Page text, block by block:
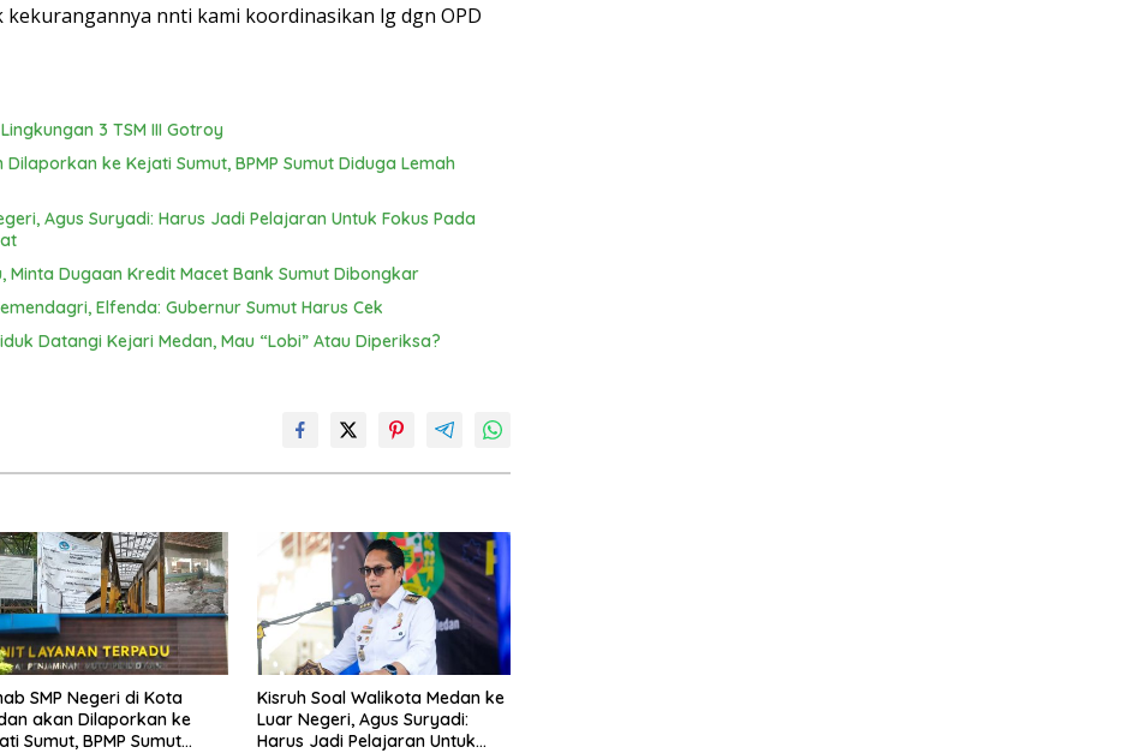
kekurangannya nnti kami koordinasikan lg dgn OPD
3 TSM III Gotroy
ke Kejati Sumut, BPMP Sumut Diduga Lemah
Agus Suryadi: Harus Jadi Pelajaran Untuk Fokus Pada
Minta Dugaan Kredit Macet Bank Sumut Dibongkar
Elfenda: Gubernur Sumut Harus Cek
Datangi Kejari Medan, Mau “Lobi” Atau Diperiksa?
SMP Negeri di Kota
akan Dilaporkan ke
Sumut, BPMP Sumut
Kisruh Soal Walikota Medan ke
Luar Negeri, Agus Suryadi:
Harus Jadi Pelajaran Untuk